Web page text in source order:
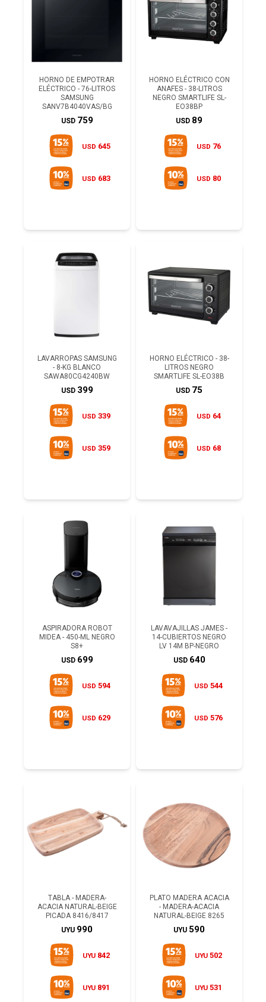
HORNO DE EMPOTRAR
ELÉCTRICO - 76-LITROS
SAMSUNG
SANV7B4040VAS/BG
USD 759
USD 645
USD 683
HORNO ELÉCTRICO CON
ANAFES - 38-LITROS
NEGRO SMARTLIFE SL-
EO38BP
USD 89
USD 76
USD 80
LAVARROPAS SAMSUNG
- 8-KG BLANCO
SAWA80CG4240BW
USD 399
USD 339
USD 359
HORNO ELÉCTRICO - 38-
LITROS NEGRO
SMARTLIFE SL-EO38B
USD 75
USD 64
USD 68
ASPIRADORA ROBOT
MIDEA - 450-ML NEGRO
S8+
USD 699
USD 594
USD 629
LAVAVAJILLAS JAMES -
14-CUBIERTOS NEGRO
LV 14M BP-NEGRO
USD 640
USD 544
USD 576
TABLA - MADERA-
ACACIA NATURAL-BEIGE
PICADA 8416/8417
UYU 990
UYU 842
UYU 891
PLATO MADERA ACACIA
- MADERA-ACACIA
NATURAL-BEIGE 8265
UYU 590
UYU 502
UYU 531